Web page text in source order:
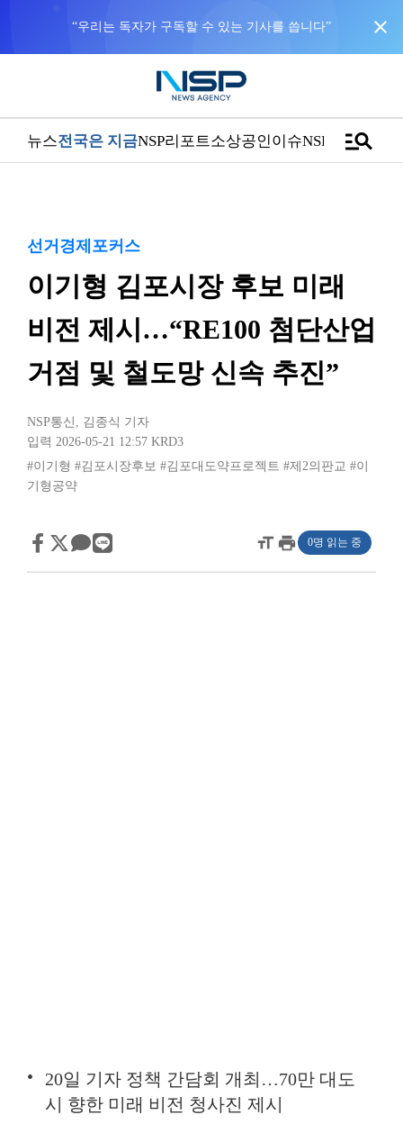
“우리는 독자가 구독할 수 있는 기사를 씁니다” close
뉴스전국은 지금NSP리포트소상공인이슈NSPTVmanage_search
선거경제포커스
이기형 김포시장 후보 미래
비전 제시…“RE100 첨단산업
거점 및 철도망 신속 추진”
NSP통신 , 김종식 기자
입력 2026-05-21 12:57 KRD3
#이기형 #김포시장후보 #김포대도약프로젝트 #제2의판교 #이
기형공약
format_sizeprint 0명 읽는 중
20일 기자 정책 간담회 개최…70만 대도
시 향한 미래 비전 청사진 제시